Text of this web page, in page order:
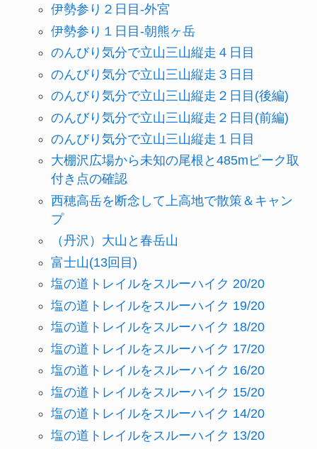
伊勢参り２日目-外宮
伊勢参り１日目-朝熊ヶ岳
のんびり気分で立山三山縦走４日目
のんびり気分で立山三山縦走３日目
のんびり気分で立山三山縦走２日目(後編)
のんびり気分で立山三山縦走２日目(前編)
のんびり気分で立山三山縦走１日目
大棚沢広場から未知の尾根と485mピーク取
付き点の確認
西穂高岳を断念して上高地で散策＆キャン
プ
（丹沢）大山と春岳山
富士山(13回目)
塩の道トレイルをスルーハイク 20/20
塩の道トレイルをスルーハイク 19/20
塩の道トレイルをスルーハイク 18/20
塩の道トレイルをスルーハイク 17/20
塩の道トレイルをスルーハイク 16/20
塩の道トレイルをスルーハイク 15/20
塩の道トレイルをスルーハイク 14/20
塩の道トレイルをスルーハイク 13/20